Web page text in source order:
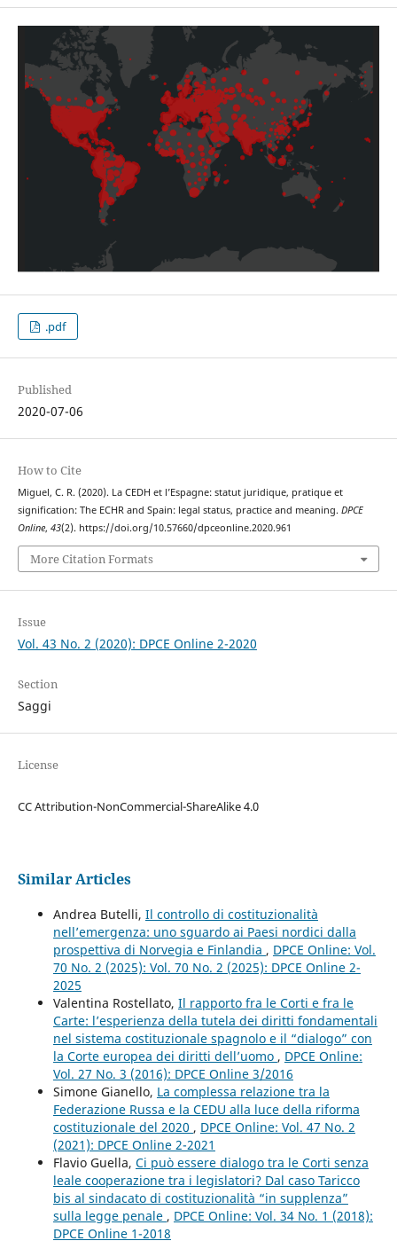
.pdf
Published
2020-07-06
How to Cite
Miguel, C. R. (2020). La CEDH et l’Espagne: statut juridique, pratique et
signification: The ECHR and Spain: legal status, practice and meaning. DPCE
Online, 43(2). https://doi.org/10.57660/dpceonline.2020.961
More Citation Formats
Issue
Vol. 43 No. 2 (2020): DPCE Online 2-2020
Section
Saggi
License
CC Attribution-NonCommercial-ShareAlike 4.0
Similar Articles
Andrea Butelli, Il controllo di costituzionalità
nell’emergenza: uno sguardo ai Paesi nordici dalla
prospettiva di Norvegia e Finlandia , DPCE Online: Vol.
70 No. 2 (2025): Vol. 70 No. 2 (2025): DPCE Online 2-
2025
Valentina Rostellato, Il rapporto fra le Corti e fra le
Carte: l’esperienza della tutela dei diritti fondamentali
nel sistema costituzionale spagnolo e il “dialogo” con
la Corte europea dei diritti dell’uomo , DPCE Online:
Vol. 27 No. 3 (2016): DPCE Online 3/2016
Simone Gianello, La complessa relazione tra la
Federazione Russa e la CEDU alla luce della riforma
costituzionale del 2020 , DPCE Online: Vol. 47 No. 2
(2021): DPCE Online 2-2021
Flavio Guella, Ci può essere dialogo tra le Corti senza
leale cooperazione tra i legislatori? Dal caso Taricco
bis al sindacato di costituzionalità “in supplenza”
sulla legge penale , DPCE Online: Vol. 34 No. 1 (2018):
DPCE Online 1-2018